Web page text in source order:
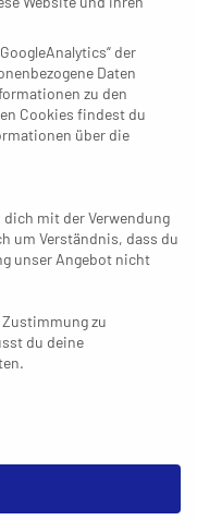
Dormagen feiert den
der
Daten
zu den
Cookies findest du
über die
dich mit der Verwendung
um Verständnis, dass du
unser Angebot nicht
zu
du deine